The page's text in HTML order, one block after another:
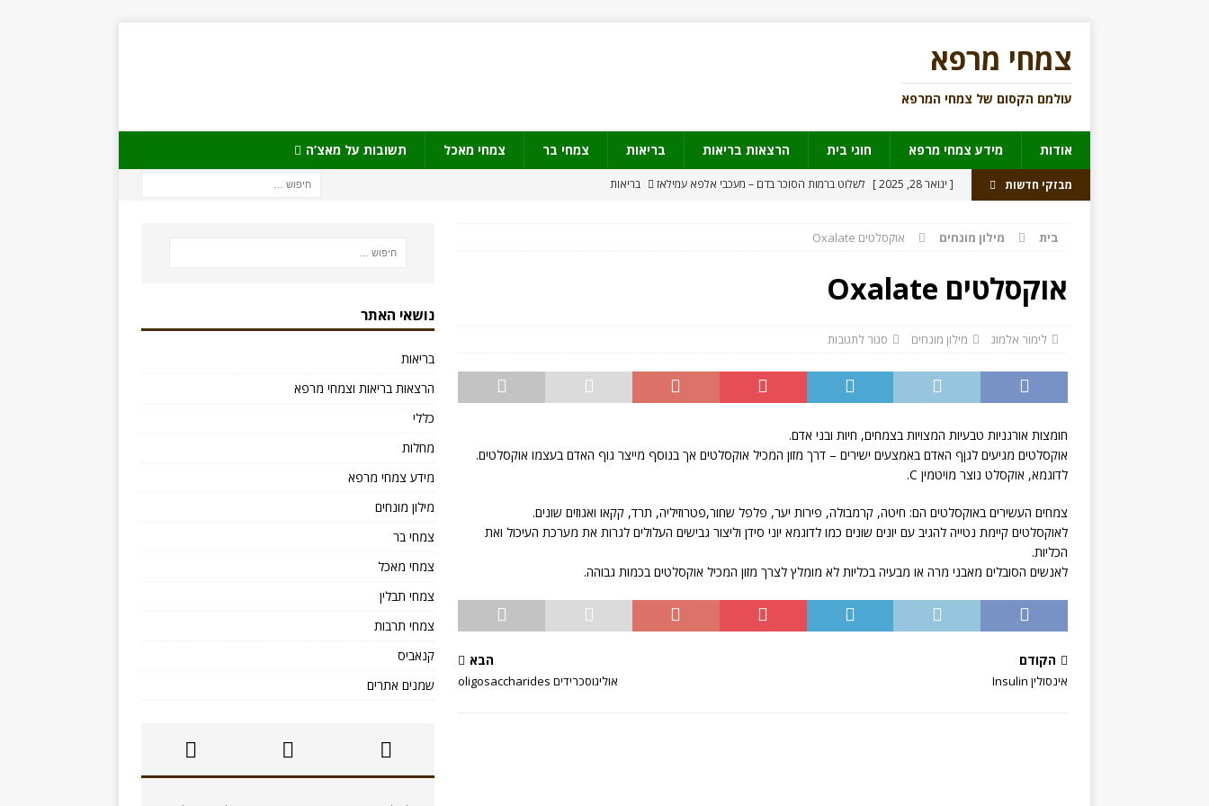
צמחי מרפא
עולמם הקסום של צמחי המרפא
אודות מידע צמחי מרפא חוגי בית הרצאות בריאות בריאות צמחי בר צמחי מאכל תשובות על מאצ’ה
מבזקי חדשות [ ינואר 28, 2025 ] לשלוט ברמות הסוכר בדם – מעכבי אלפא עמילאז
בריאות
[ יוני 17, 2021 ]
מאצ’ה פצצת פנולים
נהגים תחת השפעה של קנאביס
בית מילון מונחים אוקסלטים Oxalate
אוקסלטים Oxalate
לימור אלמוג מילון מונחים סגור לתגובות
חומצות אורגניות טבעיות המצויות בצמחים, חיות ובני אדם.
אוקסלטים מגיעים לגןף האדם באמצעים ישירים – דרך מזון המכיל אוקסלטים אך בנוסף מייצר גוף האדם בעצמו אוקסלטים.
לדוגמא, אוקסלט נוצר מויטמין C.
צמחים העשירים באוקסלטים הם: חיטה, קרמבולה, פירות יער, פלפל שחור,פטרוזיליה, תרד, קקאו ואגוזים שונים.
לאוקסלטים קיימת נטייה להגיב עם יונים שונים כמו לדוגמא יוני סידן וליצור גבישים העלולים לגרות את מערכת העיכול ואת
הכליות.
לאנשים הסובלים מאבני מרה או מבעיה בכליות לא מומלץ לצרך מזון המכיל אוקסלטים בכמות גבוהה.
הקודם
אינסולין Insulin
הבא
אוליגוסכרידים oligosaccharides
נושאי האתר
בריאות
הרצאות בריאות וצמחי מרפא
כללי
מחלות
מידע צמחי מרפא
מילון מונחים
צמחי בר
צמחי מאכל
צמחי תבלין
צמחי תרבות
קנאביס
שמנים אתרים